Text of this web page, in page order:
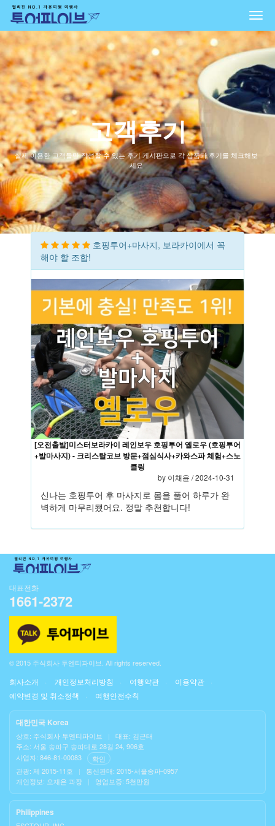
고객후기
실제 이용한 고객들만 작성할 수 있는 후기 게시판으로 각 상품과 후기를 체크해보
세요
호핑투어+마사지, 보라카이에서 꼭
해야 할 조합!
[오전출발]미스터보라카이 레인보우 호핑투어 옐로우 (호핑투어
+발마사지) - 크리스탈코브 방문+점심식사+카와스파 체험+스노
클링
by 이채윤 / 2024-10-31
신나는 호핑투어 후 마사지로 몸을 풀어 하루가 완
벽하게 마무리됐어요. 정말 추천합니다!
대표전화
1661-2372
© 2015 주식회사 투엔티파이브. All rights reserved.
회사소개 개인정보처리방침 여행약관
이용약관
예약변경 및 취소정책
여행안전수칙
대한민국 Korea
상호: 주식회사 투엔티파이브 |
대표: 김근태
주소: 서울 송파구 송파대로 28길 24, 906호
사업자: 846-81-00083
확인
관광: 제 2015-11호
|
통신판매: 2015-서울송파-0957
개인정보: 오재은 과장
| 영업보증: 5천만원
Philippines